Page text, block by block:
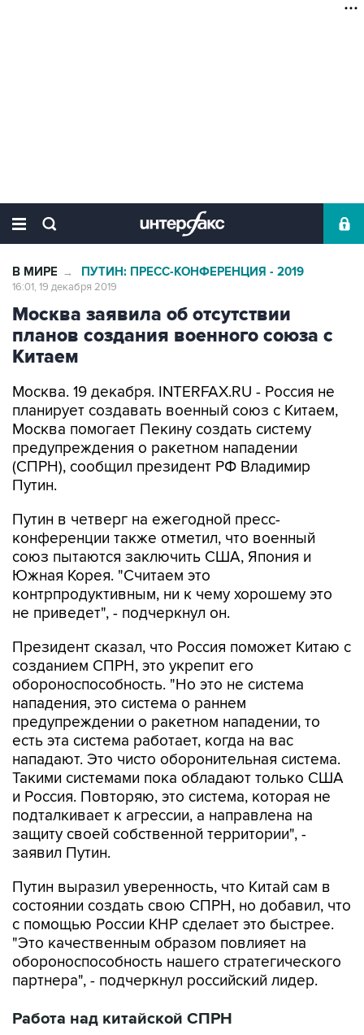
В МИРЕ → ПУТИН: ПРЕСС-КОНФЕРЕНЦИЯ - 2019
16:01, 19 декабря 2019
Москва заявила об отсутствии
планов создания военного союза с
Китаем
Москва. 19 декабря. INTERFAX.RU - Россия не
планирует создавать военный союз с Китаем,
Москва помогает Пекину создать систему
предупреждения о ракетном нападении
(СПРН), сообщил президент РФ Владимир
Путин.
Путин в четверг на ежегодной пресс-
конференции также отметил, что военный
союз пытаются заключить США, Япония и
Южная Корея. "Считаем это
контрпродуктивным, ни к чему хорошему это
не приведет", - подчеркнул он.
Президент сказал, что Россия поможет Китаю с
созданием СПРН, это укрепит его
обороноспособность. "Но это не система
нападения, это система о раннем
предупреждении о ракетном нападении, то
есть эта система работает, когда на вас
нападают. Это чисто оборонительная система.
Такими системами пока обладают только США
и Россия. Повторяю, это система, которая не
подталкивает к агрессии, а направлена на
защиту своей собственной территории", -
заявил Путин.
Путин выразил уверенность, что Китай сам в
состоянии создать свою СПРН, но добавил, что
с помощью России КНР сделает это быстрее.
"Это качественным образом повлияет на
обороноспособность нашего стратегического
партнера", - подчеркнул российский лидер.
Работа над китайской СПРН